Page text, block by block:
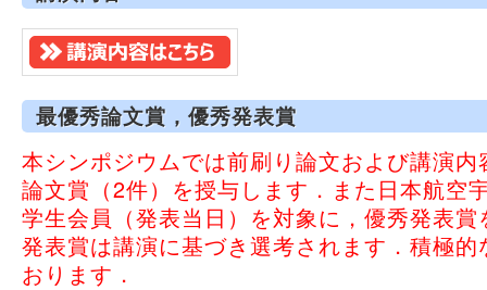
最優秀論文賞，優秀発表賞
本シンポジウムでは前刷り論文および講演
論文賞（2件）を授与します．また日本航空
学生会員（発表当日）を対象に，優秀発表
発表賞は講演に基づき選考されます．積極
おります．